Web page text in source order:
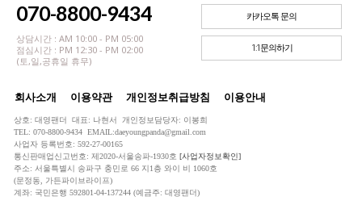
070-8800-9434
상담시간 : AM 10:00 - PM 05:00
점심시간 : PM 12:30 - PM 02:00
(토,일,공휴일 휴무)
카카오톡 문의
1:1문의하기
회사소개 이용약관 개인정보취급방침 이용안내
상호: 대영팬더 대표: 나현서 개인정보담당자: 이봉희
TEL: 070-8800-9434 EMAIL:daeyoungpanda@gmail.com
사업자 등록번호: 592-27-00165
통신판매업신고번호: 제2020-서울송파-1930호 [사업자정보확인]
주소: 서울특별시 송파구 충민로 66 지1층 와이 비 1060호
(문정동, 가든파이브라이프)
계좌: 국민은행 592801-04-137244 (예금주: 대영팬더)